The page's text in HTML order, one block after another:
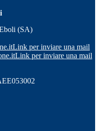
(SA)
Link per inviare una mail
Link per inviare una mail